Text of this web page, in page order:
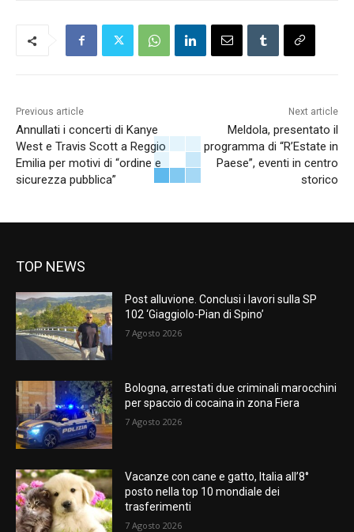
Previous article
Annullati i concerti di Kanye
West e Travis Scott a Reggio
Emilia per motivi di “ordine e
sicurezza pubblica”
Next article
Meldola, presentato il
programma di “R’Estate in
Paese”, eventi in centro
storico
TOP NEWS
Post alluvione. Conclusi i lavori sulla SP
102 ‘Giaggiolo-Pian di Spino’
7 Agosto 2026
Bologna, arrestati due criminali marocchini
per spaccio di cocaina in zona Fiera
7 Agosto 2026
Vacanze con cane e gatto, Italia all’8°
posto nella top 10 mondiale dei
trasferimenti
7 Agosto 2026